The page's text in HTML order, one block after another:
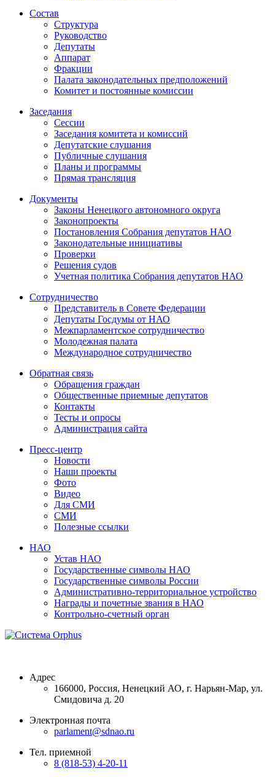
Состав
Структура
Руководство
Депутаты
Аппарат
Фракции
Палата законодательных предположений
Комитет и постоянные комиссии
Заседания
Сессии
Заседания комитета и комиссий
Депутатские слушания
Публичные слушания
Планы и программы
Прямая трансляция
Документы
Законы Ненецкого автономного округа
Законопроекты
Постановления Собрания депутатов НАО
Законодательные инициативы
Проверки
Решения судов
Учетная политика Собрания депутатов НАО
Сотрудничество
Представитель в Совете Федерации
Депутаты Госдумы от НАО
Межпарламентское сотрудничество
Молодежная палата
Международное сотрудничество
Обратная cвязь
Обращения граждан
Общественные приемные депутатов
Контакты
Тесты и опросы
Администрация сайта
Пресс-центр
Новости
Наши проекты
Фото
Видео
Для СМИ
СМИ
Полезные ссылки
НАО
Устав НАО
Государственные символы НАО
Государственные символы России
Административно-территориальное устройство
Награды и почетные звания в НАО
Контрольно-счетный орган
Адрес
166000, Россия, Ненецкий АО, г. Нарьян-Мар, ул.
Смидовича д. 20
Электронная почта
parlament@sdnao.ru
Тел. приемной
8 (818-53) 4-20-11